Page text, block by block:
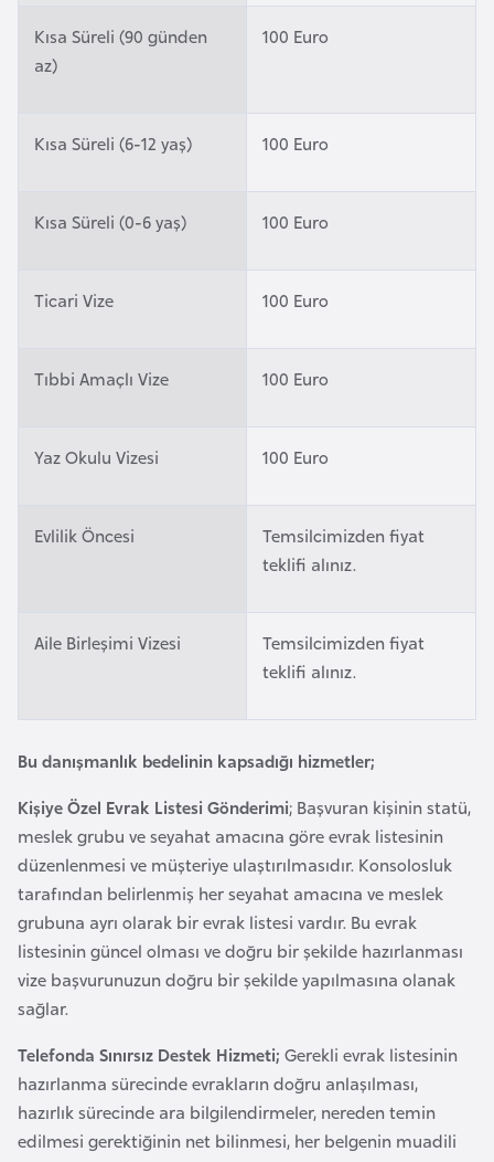
Kısa Süreli (90 günden
az)
100 Euro
Kısa Süreli (6-12 yaş) 100 Euro
Kısa Süreli (0-6 yaş) 100 Euro
Ticari Vize 100 Euro
Tıbbi Amaçlı Vize 100 Euro
Yaz Okulu Vizesi 100 Euro
Evlilik Öncesi
Temsilcimizden fiyat
teklifi alınız.
Aile Birleşimi Vizesi
Temsilcimizden fiyat
teklifi alınız.
Bu danışmanlık bedelinin kapsadığı hizmetler;
Kişiye Özel Evrak Listesi Gönderimi; Başvuran kişinin statü,
meslek grubu ve seyahat amacına göre evrak listesinin
düzenlenmesi ve müşteriye ulaştırılmasıdır. Konsolosluk
tarafından belirlenmiş her seyahat amacına ve meslek
grubuna ayrı olarak bir evrak listesi vardır. Bu evrak
listesinin güncel olması ve doğru bir şekilde hazırlanması
vize başvurunuzun doğru bir şekilde yapılmasına olanak
sağlar.
Telefonda Sınırsız Destek Hizmeti; Gerekli evrak listesinin
hazırlanma sürecinde evrakların doğru anlaşılması,
hazırlık sürecinde ara bilgilendirmeler, nereden temin
edilmesi gerektiğinin net bilinmesi, her belgenin muadili
a
n
o
a
e
e
u
r
s
n
B
u
k
i
n
a